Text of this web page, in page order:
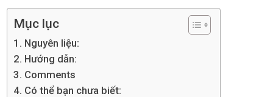
Mục lục
Nguyên liệu:
Hướng dẫn:
Comments
Có thể bạn chưa biết: